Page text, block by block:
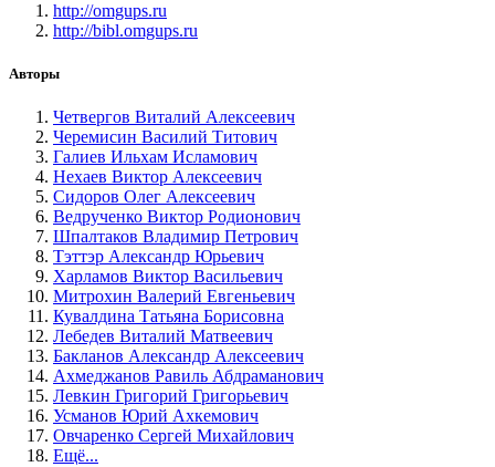
http://omgups.ru
http://bibl.omgups.ru
Авторы
Четвергов Виталий Алексеевич
Черемисин Василий Титович
Галиев Ильхам Исламович
Нехаев Виктор Алексеевич
Сидоров Олег Алексеевич
Ведрученко Виктор Родионович
Шпалтаков Владимир Петрович
Тэттэр Александр Юрьевич
Харламов Виктор Васильевич
Митрохин Валерий Евгеньевич
Кувалдина Татьяна Борисовна
Лебедев Виталий Матвеевич
Бакланов Александр Алексеевич
Ахмеджанов Равиль Абдраманович
Левкин Григорий Григорьевич
Усманов Юрий Ахкемович
Овчаренко Сергей Михайлович
Ещё...